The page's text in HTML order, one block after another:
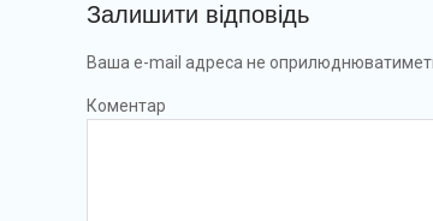
Залишити відповідь
Ваша e-mail адреса не
Коментар